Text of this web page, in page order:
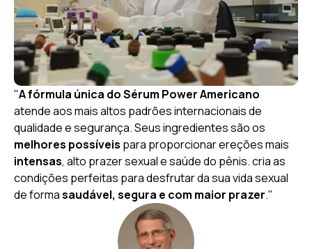
"A fórmula única do Sérum Power Americano
atende aos mais altos padrões internacionais de
qualidade e segurança. Seus ingredientes são os
melhores possíveis para proporcionar ereções mais
intensas, alto prazer sexual e saúde do pênis. cria as
condições perfeitas para desfrutar da sua vida sexual
de formasaudável, segura e com maior prazer."